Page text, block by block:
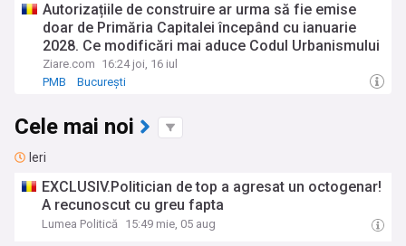
Autorizațiile de construire ar urma să fie emise
doar de Primăria Capitalei începând cu ianuarie
2028. Ce modificări mai aduce Codul Urbanismului
Ziare.com 16:24 joi, 16 iul
PMB
București
Cele mai noi
Ieri
EXCLUSIV.Politician de top a agresat un octogenar!
A recunoscut cu greu fapta
Lumea Politică 15:49 mie, 05 aug